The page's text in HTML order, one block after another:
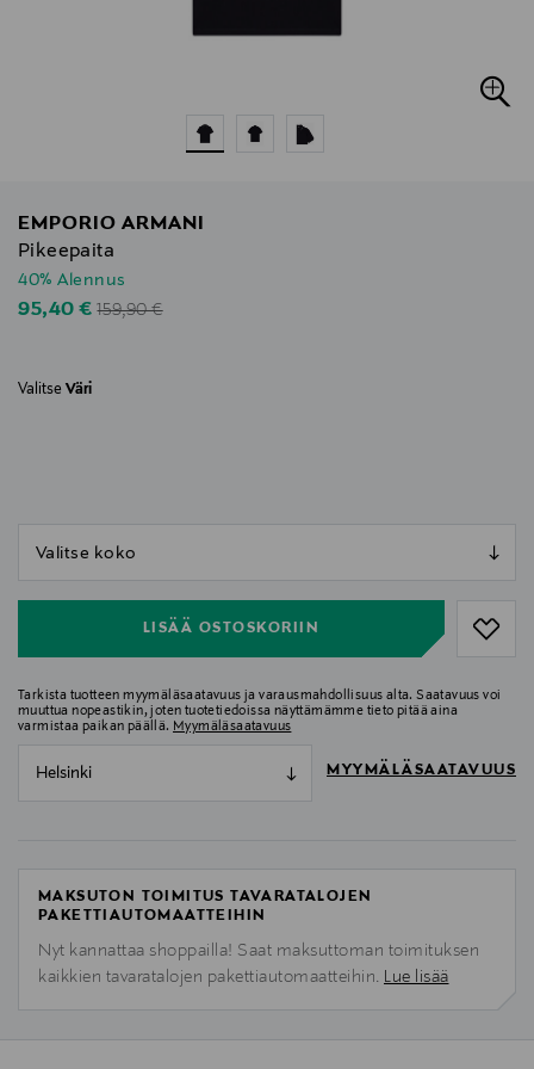
EMPORIO ARMANI
Pikeepaita
40% Alennus
Discounted Price
95,40 €Original Price
159,90 €
Valitse Väri
LISÄÄ OSTOSKORIIN
Tarkista tuotteen myymäläsaatavuus ja varausmahdollisuus alta. Saatavuus voi
muuttua nopeastikin, joten tuotetiedoissa näyttämämme tieto pitää aina
varmistaa paikan päällä. Myymäläsaatavuus
Helsinki MYYMÄLÄSAATAVUUS
MAKSUTON TOIMITUS TAVARATALOJEN
PAKETTIAUTOMAATTEIHIN
Nyt kannattaa shoppailla! Saat maksuttoman toimituksen
kaikkien tavaratalojen pakettiautomaatteihin. Lue lisää